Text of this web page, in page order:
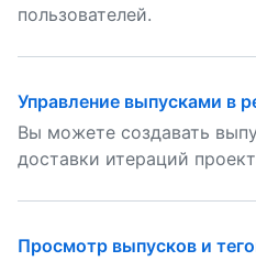
пользователей.
Управление выпусками в
Вы можете создавать
доставки итераций
Просмотр выпусков и